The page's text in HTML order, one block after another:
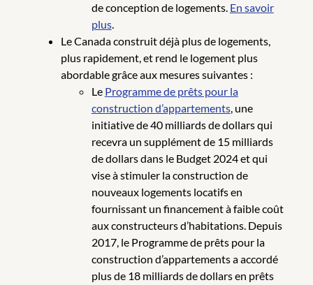
de conception de logements. En savoir
plus.
Le Canada construit déjà plus de logements,
plus rapidement, et rend le logement plus
abordable grâce aux mesures suivantes :
Le Programme de prêts pour la
construction d’appartements, une
initiative de 40 milliards de dollars qui
recevra un supplément de 15 milliards
de dollars dans le Budget 2024 et qui
vise à stimuler la construction de
nouveaux logements locatifs en
fournissant un financement à faible coût
aux constructeurs d’habitations. Depuis
2017, le Programme de prêts pour la
construction d’appartements a accordé
plus de 18 milliards de dollars en prêts